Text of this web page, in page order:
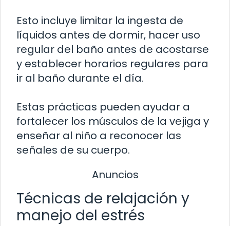
Esto incluye limitar la ingesta de
líquidos antes de dormir, hacer uso
regular del baño antes de acostarse
y establecer horarios regulares para
ir al baño durante el día.
Estas prácticas pueden ayudar a
fortalecer los músculos de la vejiga y
enseñar al niño a reconocer las
señales de su cuerpo.
Anuncios
Técnicas de relajación y
manejo del estrés